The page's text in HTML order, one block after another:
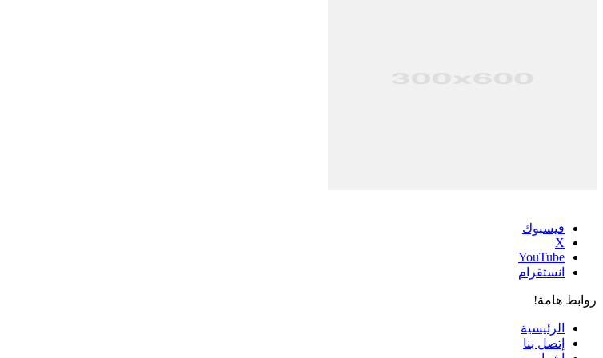
فيسبوك
‫X
‫YouTube
انستقرام
روابط هامة!
الرئيسية
إتصل بنا